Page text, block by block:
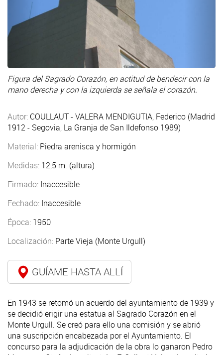
Figura del Sagrado Corazón, en actitud de bendecir con la
mano derecha y con la izquierda se señala el corazón.
Autor: COULLAUT - VALERA MENDIGUTIA, Federico (Madrid
1912 - Segovia, La Granja de San Ildefonso 1989)
Material: Piedra arenisca y hormigón
Medidas: 12,5 m. (altura)
Firmado: Inaccesible
Fechado: Inaccesible
Época: 1950
Localización: Parte Vieja (Monte Urgull)
GUÍAME HASTA ALLÍ
En 1943 se retomó un acuerdo del ayuntamiento de 1939 y
se decidió erigir una estatua al Sagrado Corazón en el
Monte Urgull. Se creó para ello una comisión y se abrió
una suscripción encabezada por el Ayuntamiento. El
concurso para la adjudicación de la obra lo ganaron Pedro